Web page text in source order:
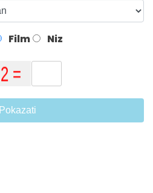
Film Niz
Pokazati